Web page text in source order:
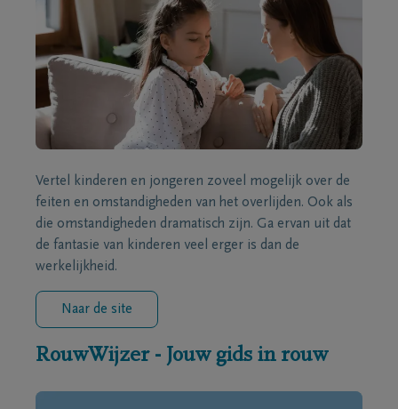
Vertel kinderen en jongeren zoveel mogelijk over de
feiten en omstandigheden van het overlijden. Ook als
die omstandigheden dramatisch zijn. Ga ervan uit dat
de fantasie van kinderen veel erger is dan de
werkelijkheid.
Naar de site
RouwWijzer - Jouw gids in rouw